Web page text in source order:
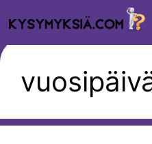
sisältöön